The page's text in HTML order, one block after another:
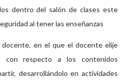
dentro del salón de clases este
al tener las enseñanzas
en el que el docente elije
con respecto a los contenidos
desarrollándolo en actividades